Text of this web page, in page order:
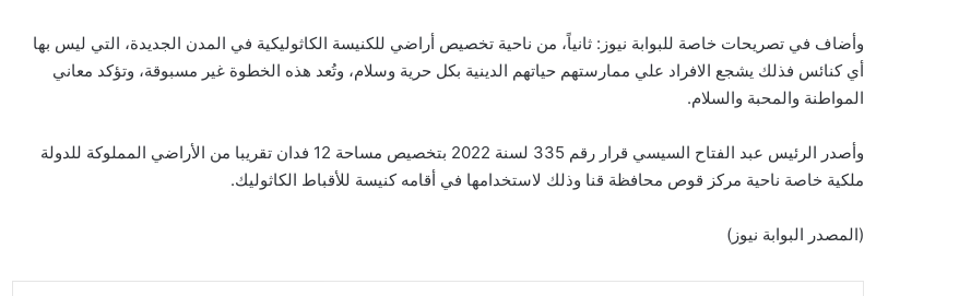
وأضاف في تصريحات خاصة للبوابة نيوز: ثانياً، من ناحية تخصيص أراضي للكنيسة الكاثوليكية في المدن الجديدة، التي ليس بها
أي كنائس فذلك يشجع الافراد علي ممارستهم حياتهم الدينية بكل حرية وسلام، وتُعد هذه الخطوة غير مسبوقة، وتؤكد معاني
المواطنة والمحبة والسلام.
وأصدر الرئيس عبد الفتاح السيسي قرار رقم 335 لسنة 2022 بتخصيص مساحة 12 فدان تقريبا من الأراضي المملوكة للدولة
ملكية خاصة ناحية مركز قوص محافظة قنا وذلك لاستخدامها في أقامه كنيسة للأقباط الكاثوليك.
(المصدر البوابة نيوز)
الكاردينال بيتسابالا: الكنيسة لن تتخلى أبدًا
عن المحتاجين في غزة
دعوة مشتركة لتجديد الإيمان وترسيخ السلام
والحوار.. رسالة دائرة الحوار بين الأديان
الأرض المقدسة وساعدوا في تعزيز الحوار